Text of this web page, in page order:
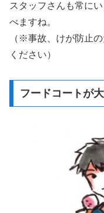
スタッフさんも常に
べますね。
（※事故、けが防止
ください）
フードコートが